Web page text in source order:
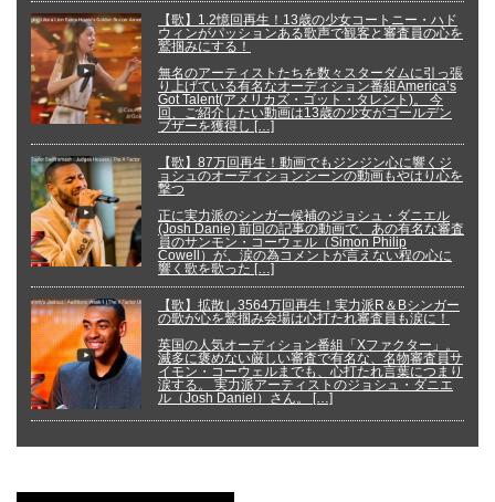
【歌】1.2憶回再生！13歳の少女コートニー・ハド
ウィンがパッションある歌声で観客と審査員の心を
鷲掴みにする！
無名のアーティストたちを数々スターダムに引っ張
り上げている有名なオーディション番組America’s
Got Talent(アメリカズ・ゴット・タレント)。 今
回、ご紹介したい動画は13歳の少女がゴールデン
ブザーを獲得し […]
【歌】87万回再生！動画でもジンジン心に響くジ
ョシュのオーディションシーンの動画もやはり心を
撃つ
正に実力派のシンガー候補のジョシュ・ダニエル
(Josh Danie) 前回の記事の動画で、あの有名な審査
員のサンモン・コーウェル（Simon Philip
Cowell）が、涙の為コメントが言えない程の心に
響く歌を歌った […]
【歌】拡散し3564万回再生！実力派R＆Bシンガー
の歌が心を鷲掴み会場は心打たれ審査員も涙に！
英国の人気オーディション番組「Xファクター」。
滅多に褒めない厳しい審査で有名な、名物審査員サ
イモン・コーウェルまでも、心打たれ言葉につまり
涙する。 実力派アーティストのジョシュ・ダニエ
ル（Josh Daniel）さん。 […]